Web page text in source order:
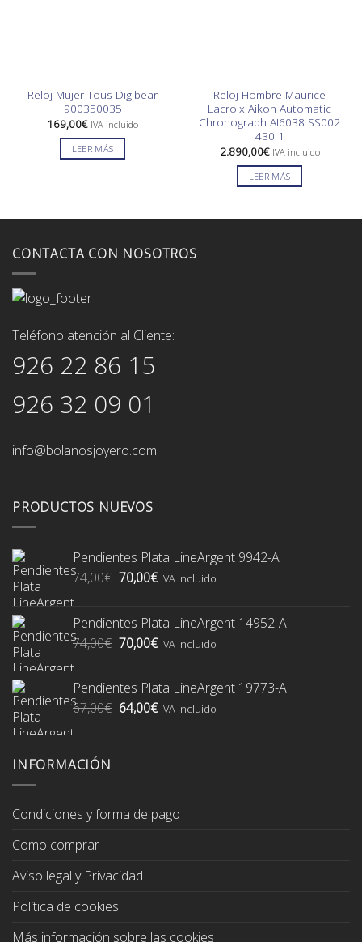
Reloj Mujer Tous Digibear
900350035
169,00€ IVA incluido
LEER MÁS
Reloj Hombre Maurice
Lacroix Aikon Automatic
Chronograph AI6038 SS002
430 1
2.890,00€ IVA incluido
LEER MÁS
CONTACTA CON NOSOTROS
Teléfono atención al Cliente:
926 22 86 15
926 32 09 01
info@bolanosjoyero.com
PRODUCTOS NUEVOS
Pendientes Plata LineArgent 9942-A
74,00€ El
era:
74,00€.
70,00€El
es:
70,00€.
IVA incluido
Pendientes Plata LineArgent 14952-A
74,00€ El
era:
74,00€.
70,00€El
es:
70,00€.
IVA incluido
Pendientes Plata LineArgent 19773-A
67,00€ El
64,00€ElIVA incluido
INFORMACIÓN
Condiciones y forma de pago
Como comprar
Aviso legal y Privacidad
Política de cookies
Más información sobre las cookies